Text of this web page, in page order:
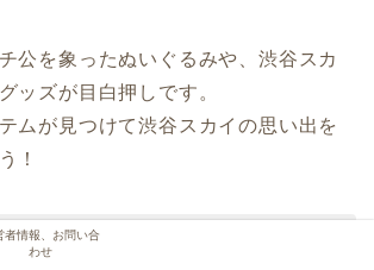
公を象ったぬいぐるみや、渋谷スカ
ッズが目白押しです。
ムが見つけて渋谷スカイの思い出を
！
者情報、お問い合
わせ